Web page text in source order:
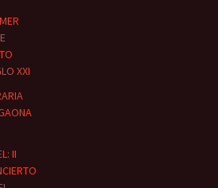
XXI
II